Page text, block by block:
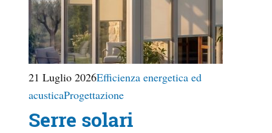
21 Luglio 2026Efficienza energetica ed
acusticaProgettazione
Serre solari